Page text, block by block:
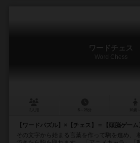
ワードチェス
Word Chess
【ワードパズル】×【チェス】＝【頭脳ゲーム
その文字から始まる言葉を作って駒を進め、